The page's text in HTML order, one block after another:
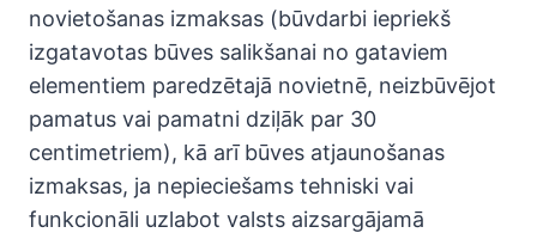
novietošanas izmaksas (būvdarbi iepriekš
izgatavotas būves salikšanai no gataviem
elementiem paredzētajā novietnē, neizbūvējot
pamatus vai pamatni dziļāk par 30
centimetriem), kā arī būves atjaunošanas
izmaksas, ja nepieciešams tehniski vai
funkcionāli uzlabot valsts aizsargājamā